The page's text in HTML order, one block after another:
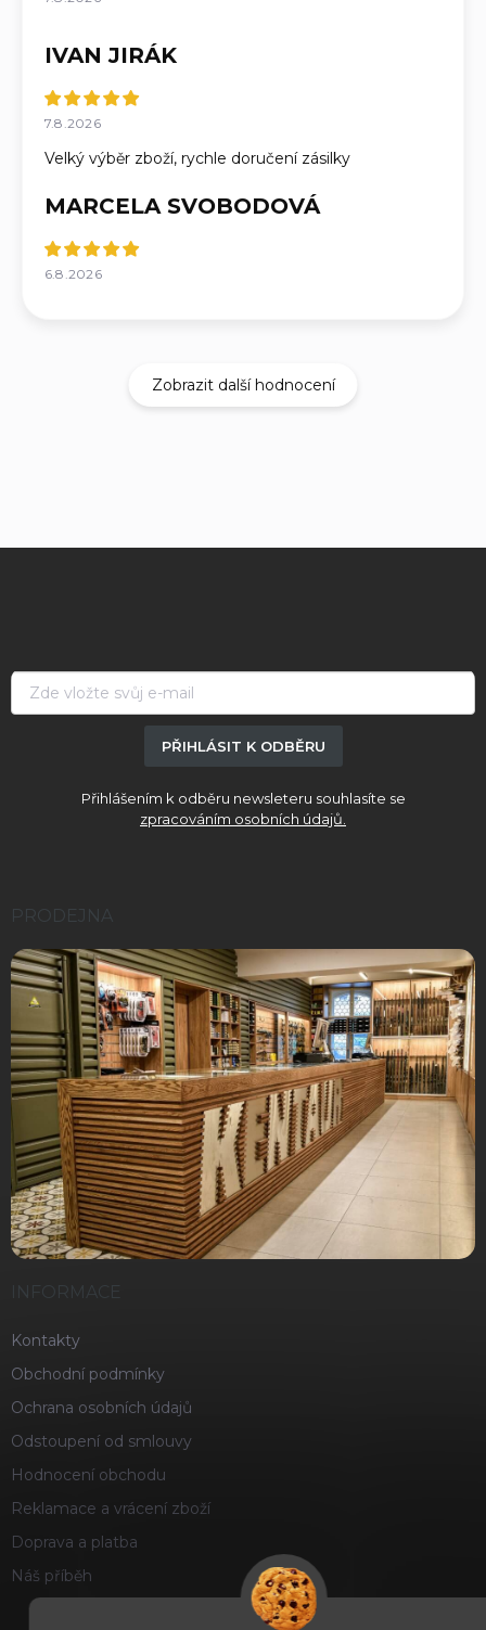
IVAN JIRÁK
7.8.2026
Velký výběr zboží, rychle doručení zásilky
MARCELA SVOBODOVÁ
6.8.2026
Zobrazit další hodnocení
PŘIHLÁSIT K ODBĚRU
Přihlášením k odběru newsleteru souhlasíte se
zpracováním osobních údajů.
PRODEJNA
INFORMACE
Kontakty
Obchodní podmínky
Ochrana osobních údajů
Odstoupení od smlouvy
Hodnocení obchodu
Reklamace a vrácení zboží
Doprava a platba
Náš příběh